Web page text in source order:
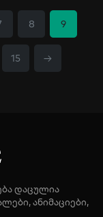
8 9
15 →
დაცულია
ანიმაციები,